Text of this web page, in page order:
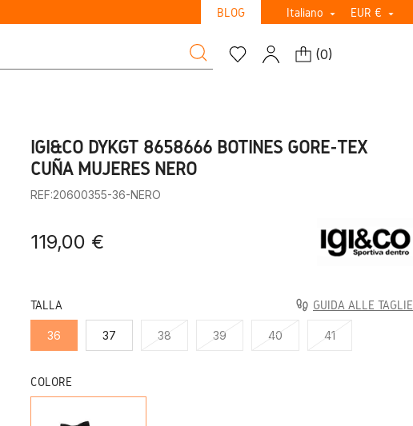
BLOG Italiano  EUR € 
(0)
IGI&CO DYKGT 8658666 BOTINES GORE-TEX
CUÑA MUJERES NERO
REF:20600355-36-NERO
119,00 €
TALLA GUIDA ALLE TAGLIE
36 37 38 39 40 41
COLORE